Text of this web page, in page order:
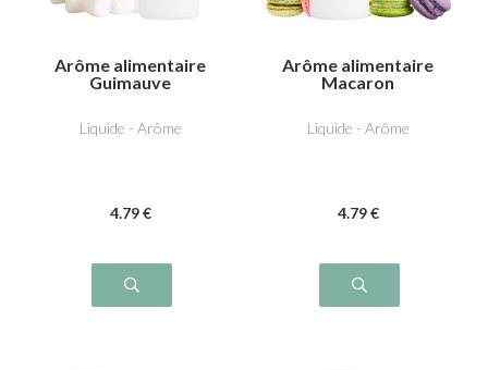
Arôme alimentaire
Guimauve
Liquide - Arôme
4.79 €
Arôme alimentaire
Macaron
Liquide - Arôme
4.79 €